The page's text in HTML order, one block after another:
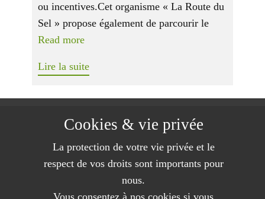
ou incentives.Cet organisme « La Route du
Sel » propose également de parcourir le
Read more
Lire la suite
85670 ST CHRISTOPHE DU LIGN​ERON
Téléphone : 02 51 93 32 52 ou 06 82 94 61 02
Email :
contact@legitedelavergneneuve.com
Cookies & vie privée
La protection de votre vie privée et le
respect de vos droits sont importants pour
nous.
Vous consentez à nos cookies si vous